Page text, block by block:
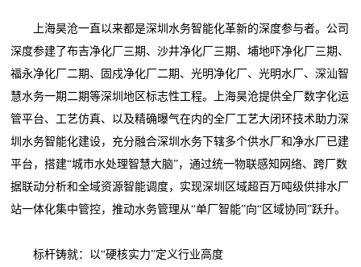
上海昊沧一直以来都是深圳水务智能化革新的深度参与者。公司
深度参建了布吉净化厂三期、沙井净化厂三期、埔地吓净化厂三期、
福永净化厂二期、固戍净化厂二期、光明净化厂、光明水厂、深汕智
慧水务一期二期等深圳地区标志性工程。上海昊沧提供全厂数字化运
管平台、工艺仿真、以及精确曝气在内的全厂工艺大闭环技术助力深
圳水务智能化建设，充分融合深圳水务下辖多个供水厂和净水厂已建
平台，搭建“城市水处理智慧大脑”，通过统一物联感知网络、跨厂数
据联动分析和全域资源智能调度，实现深圳区域超百万吨级供排水厂
站一体化集中管控，推动水务管理从“单厂智能”向“区域协同”跃升。
标杆铸就：以“硬核实力”定义行业高度